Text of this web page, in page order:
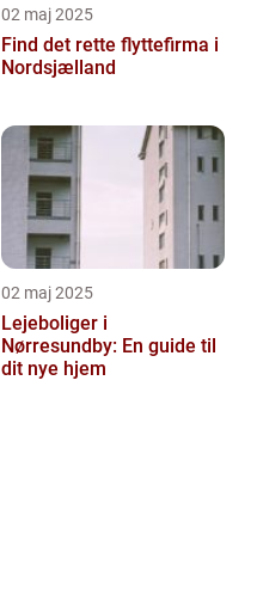
02 maj 2025
Find det rette flyttefirma i
Nordsjælland
02 maj 2025
Lejeboliger i
Nørresundby: En guide til
dit nye hjem